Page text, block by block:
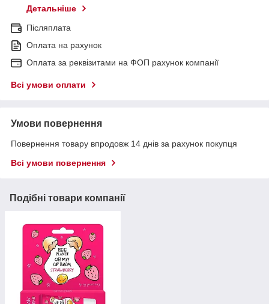
Детальніше
Післяплата
Оплата на рахунок
Оплата за реквізитами на ФОП рахунок компанії
Всі умови оплати
Умови повернення
Повернення товару впродовж 14 днів за рахунок покупця
Всі умови повернення
Подібні товари компанії